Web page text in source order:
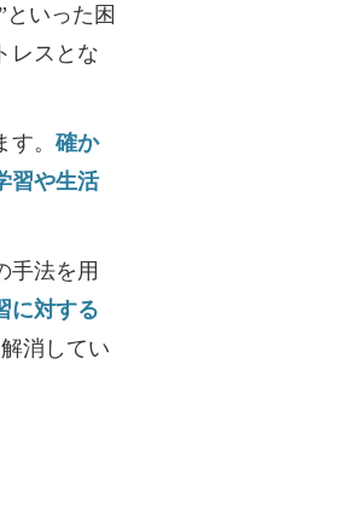
いった困
レスとな
す。確か
習や生活
手法を用
に対する
消してい